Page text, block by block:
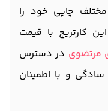
مختلف چاپی خود را
کارتریج با قیمت
مرتضوی در دسترس
و با اطمینان